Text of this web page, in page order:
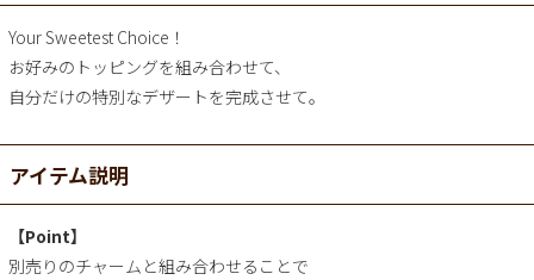
Your Sweetest Choice！
お好みのトッピングを組み合わせて、
自分だけの特別なデザートを完成させて。
アイテム説明
【Point】
別売りのチャームと組み合わせることで